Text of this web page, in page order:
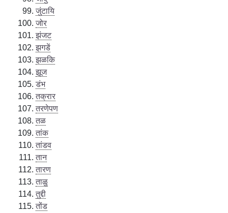
जुंटायि
जोर
झंजट
झगडें
झळकि
झूज
डंभ
तक्रार
तरणेपण
तळ
तांक
तांडव
तान
तारण
ताळु
तुद्दी
तोंड